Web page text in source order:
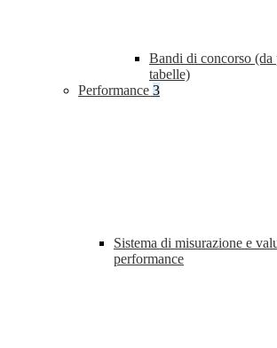
Bandi di concorso (da
tabelle)
Performance 3
Sistema di misurazione e
performance